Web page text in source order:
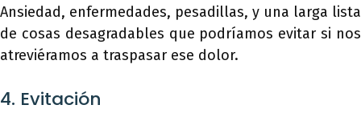
Ansiedad, enfermedades, pesadillas, y una larga lista
de cosas desagradables que podríamos evitar si nos
atreviéramos a traspasar ese dolor.
4. Evitación